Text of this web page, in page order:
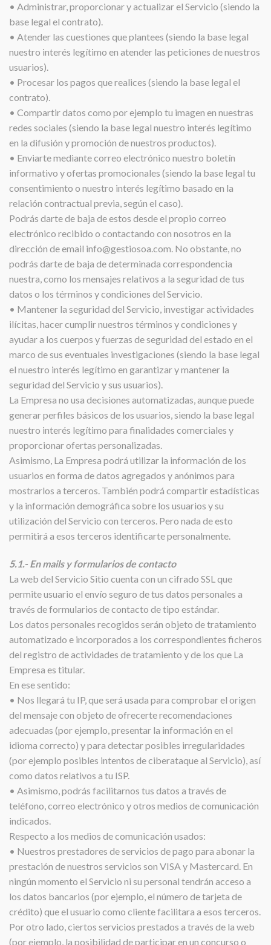
• Administrar, proporcionar y actualizar el Servicio (siendo la
base legal el contrato).
• Atender las cuestiones que plantees (siendo la base legal
nuestro interés legítimo en atender las peticiones de nuestros
usuarios).
• Procesar los pagos que realices (siendo la base legal el
contrato).
• Compartir datos como por ejemplo tu imagen en nuestras
redes sociales (siendo la base legal nuestro interés legítimo
en la difusión y promoción de nuestros productos).
• Enviarte mediante correo electrónico nuestro boletín
informativo y ofertas promocionales (siendo la base legal tu
consentimiento o nuestro interés legítimo basado en la
relación contractual previa, según el caso).
Podrás darte de baja de estos desde el propio correo
electrónico recibido o contactando con nosotros en la
dirección de email info@gestiosoa.com. No obstante, no
podrás darte de baja de determinada correspondencia
nuestra, como los mensajes relativos a la seguridad de tus
datos o los términos y condiciones del Servicio.
• Mantener la seguridad del Servicio, investigar actividades
ilícitas, hacer cumplir nuestros términos y condiciones y
ayudar a los cuerpos y fuerzas de seguridad del estado en el
marco de sus eventuales investigaciones (siendo la base legal
el nuestro interés legítimo en garantizar y mantener la
seguridad del Servicio y sus usuarios).
La Empresa no usa decisiones automatizadas, aunque puede
generar perfiles básicos de los usuarios, siendo la base legal
nuestro interés legítimo para finalidades comerciales y
proporcionar ofertas personalizadas.
Asimismo, La Empresa podrá utilizar la información de los
usuarios en forma de datos agregados y anónimos para
mostrarlos a terceros. También podrá compartir estadísticas
y la información demográfica sobre los usuarios y su
utilización del Servicio con terceros. Pero nada de esto
permitirá a esos terceros identificarte personalmente.
5.1.- En mails y formularios de contacto
La web del Servicio Sitio cuenta con un cifrado SSL que
permite usuario el envío seguro de tus datos personales a
través de formularios de contacto de tipo estándar.
Los datos personales recogidos serán objeto de tratamiento
automatizado e incorporados a los correspondientes ficheros
del registro de actividades de tratamiento y de los que La
Empresa es titular.
En ese sentido:
• Nos llegará tu IP, que será usada para comprobar el origen
del mensaje con objeto de ofrecerte recomendaciones
adecuadas (por ejemplo, presentar la información en el
idioma correcto) y para detectar posibles irregularidades
(por ejemplo posibles intentos de ciberataque al Servicio), así
como datos relativos a tu ISP.
• Asimismo, podrás facilitarnos tus datos a través de
teléfono, correo electrónico y otros medios de comunicación
indicados.
Respecto a los medios de comunicación usados:
• Nuestros prestadores de servicios de pago para abonar la
prestación de nuestros servicios son VISA y Mastercard. En
ningún momento el Servicio ni su personal tendrán acceso a
los datos bancarios (por ejemplo, el número de tarjeta de
crédito) que el usuario como cliente facilitara a esos terceros.
Por otro lado, ciertos servicios prestados a través de la web
(por ejemplo, la posibilidad de participar en un concurso o